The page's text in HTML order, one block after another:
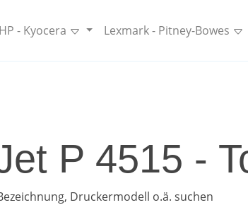
HP - Kyocera Lexmark - Pitney-Bowes
P 4515 -
Druckermodell o.ä. suchen